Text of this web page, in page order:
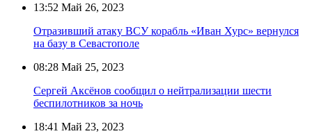
13:52 Май 26, 2023
Отразивший атаку ВСУ корабль «Иван Хурс» вернулся
на базу в Севастополе
08:28 Май 25, 2023
Сергей Аксёнов сообщил о нейтрализации шести
беспилотников за ночь
18:41 Май 23, 2023